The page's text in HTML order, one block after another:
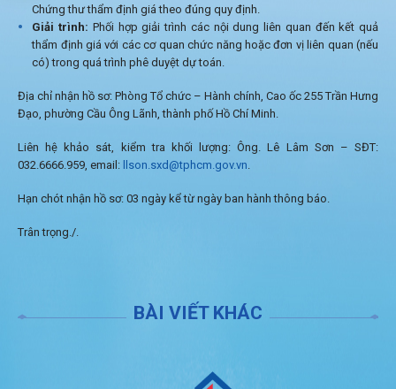
Chứng thư thẩm định giá theo đúng quy định.
Giải trình: Phối hợp giải trình các nội dung liên quan đến kết quả
thẩm định giá với các cơ quan chức năng hoặc đơn vị liên quan (nếu
có) trong quá trình phê duyệt dự toán.
Địa chỉ nhận hồ sơ: Phòng Tổ chức – Hành chính, Cao ốc 255 Trần Hưng
Đạo, phường Cầu Ông Lãnh, thành phố Hồ Chí Minh.
Liên hệ khảo sát, kiểm tra khối lượng: Ông. Lê Lâm Sơn – SĐT:
032.6666.959, email:
llson.sxd@tphcm.gov.vn
Hạn chót nhận hồ sơ: 03 ngày kể từ ngày ban hành thông báo.
Trân trọng./.
BÀI VIẾT KHÁC